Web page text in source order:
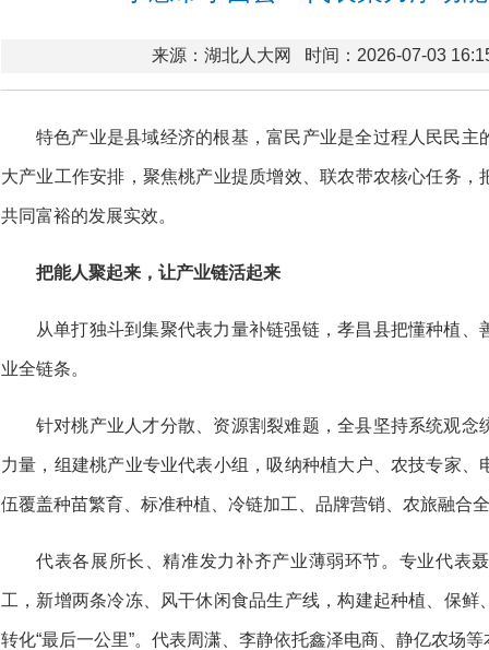
来源：湖北人大网 时间：2026-07-03
特色产业是县域经济的根基，富民产业是全过程人民民
大产业工作安排，聚焦桃产业提质增效、联农带农核心任务
共同富裕的发展实效。
把能人聚起来，让产业链活起来
从单打独斗到集聚代表力量补链强链，孝昌县把懂种植
业全链条。
针对桃产业人才分散、资源割裂难题，全县坚持系统观
力量，组建桃产业专业代表小组，吸纳种植大户、农技专家
伍覆盖种苗繁育、标准种植、冷链加工、品牌营销、农旅融合
代表各展所长、精准发力补齐产业薄弱环节。专业代表
工，新增两条冷冻、风干休闲食品生产线，构建起种植、保
转化“最后一公里”。代表周潇、李静依托鑫泽电商、静亿农场